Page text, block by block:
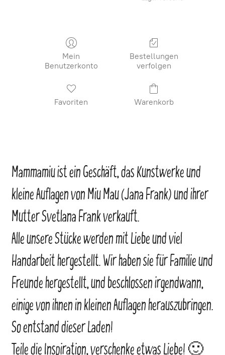
Mein
Benutzerkonto
Bestellungen
verfolgen
Favoriten Warenkorb
Mammamiu ist ein Geschäft, das Kunstwerke und
kleine Auflagen von Miu Mau (Jana Frank) und ihrer
Mutter Svetlana Frank verkauft.
Alle unsere Stücke werden mit Liebe und viel
Handarbeit hergestellt. Wir haben sie für Familie und
Freunde hergestellt, und beschlossen irgendwann,
einige von ihnen in kleinen Auflagen herauszubringen.
So entstand dieser Laden!
Teile die Inspiration, verschenke etwas Liebe! 🙂